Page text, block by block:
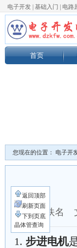
电子开发 基础入门 电路
首页
您现在的位置： 电子开
作者：佚名
1. 步进电机
返回顶部
刷新页面
下到页底
晶体管查询